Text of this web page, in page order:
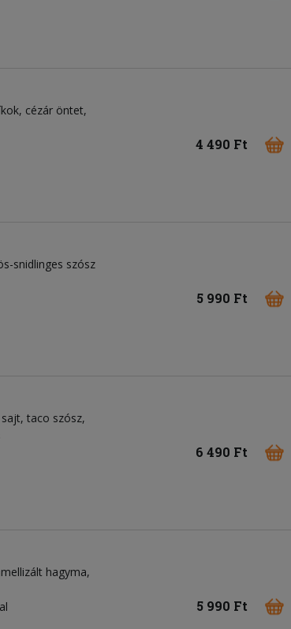
cézár öntet,
4 490 Ft
snidlinges szósz
5 990 Ft
taco szósz,
6 490 Ft
hagyma,
5 990 Ft